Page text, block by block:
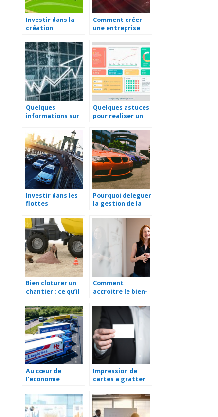
Investir dans la
création
d’aménagement
paysager
Comment créer
une entreprise
Quelques
informations sur
holding
Quelques astuces
pour realiser un
d’entreprise
Investir dans les
flottes
bonne idee
Pourquoi deleguer
la gestion de la
votre entreprise ?
Bien cloturer un
chantier : ce qu’il
Comment
accroitre le bien-
entreprise ?
Au cœur de
l’economie
role essentiel du
transport
logistique
Impression de
cartes a gratter
les avantages
pour votre
entreprise